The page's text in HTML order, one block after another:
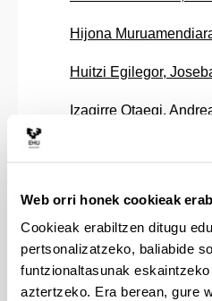
Web orri honek cookieak
Cookieak erabiltzen ditugu
pertsonalizatzeko, baliabide
funtzionaltasunak
aztertzeko. Era berean, gure
Hijona
Huitzi Egilegor,
Izagirre Otaegi,
Lacalle Prieto, Jaione
Lersundi Ayestaran,